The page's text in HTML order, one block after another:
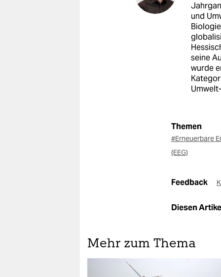
und
seine
wurde
Themen
#Erneuerbare
(EEG)
Feedback
Diesen
Mehr zum Thema